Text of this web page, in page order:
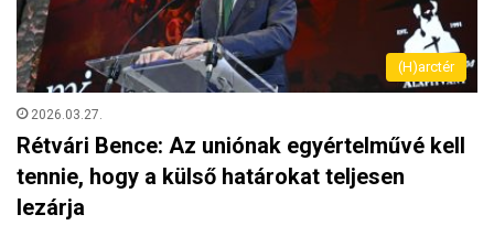
(H)arctér
2026.03.27.
Rétvári Bence: Az uniónak egyértelművé kell
tennie, hogy a külső határokat teljesen
lezárja